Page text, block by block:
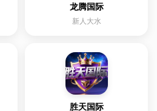
龙腾国际
新人大水
胜天国际